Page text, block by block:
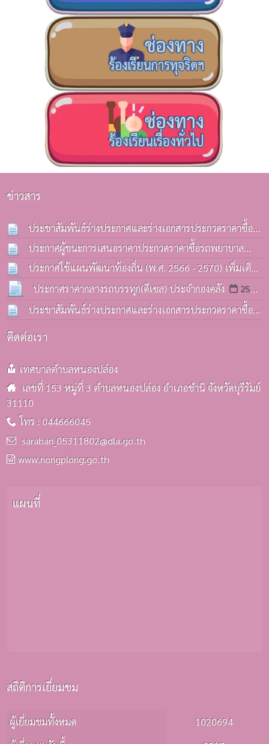
ข่าวสาร
ประชาสัมพันธ์ร่างประกาศและร่างเอกสารประกวดราคาซื้อ
รถบรรทุก(ดีเซล) ประจำกองคลังฯ
13 ก.ค. 2569
ประกาศผู้ชนะการเสนอราคาประกวดราคาซื้อรถพยาบาล
ฉุกเฉิน(รถกระบะ) ด้วยวิธีประกวดราคาอิเล็กทรอนิกส์(e-
bidding)
08 ก.ค. 2569
ประกาศใช้แผนพัฒนาท้องถิ่น (พ.ศ. 2566 - 2570) เพิ่มเติม
ครั้งที่ 3 / 2569
06 ก.ค. 2569
ประกาศราคากลางรถบรรทุก(ดีเซล) ประจำกองคลัง
25
มิ.ย. 2569
ประชาสัมพันธ์ร่างประกาศและร่างเอกสารประกวดราคาซื้อ
รถบรรทุก(ดีเซล) ประจำกองคลังฯ
ติดต่อเรา
เทศบาลตำบลหนองปล่อง
เลขที่ 153 หมู่ที่ 3 ตำบลหนองปล่อง อำเภอชำนิ จังหวัดบุรีรัมย์
31110
โทร : 044666045
saraban_05311802@dla.go.th
www.nongplong.go.th
แผนที่
สถิติการเยี่ยมชม
ผู้เยี่ยมชมทั้งหมด
1020694